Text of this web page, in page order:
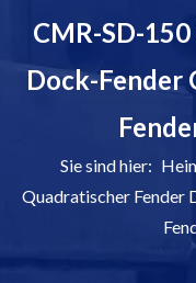
CMR-SD-
Dock-Fender
Sie sind hier:
Quadratischer Fender